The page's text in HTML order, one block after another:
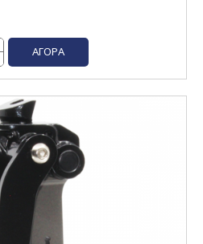
ΑΓΟΡΆ